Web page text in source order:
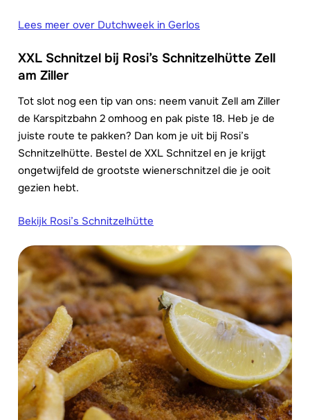
Lees meer over Dutchweek in Gerlos
XXL Schnitzel bij Rosi’s Schnitzelhütte Zell
am Ziller
Tot slot nog een tip van ons: neem vanuit Zell am Ziller
de Karspitzbahn 2 omhoog en pak piste 18. Heb je de
juiste route te pakken? Dan kom je uit bij Rosi’s
Schnitzelhütte. Bestel de XXL Schnitzel en je krijgt
ongetwijfeld de grootste wienerschnitzel die je ooit
gezien hebt.
Bekijk Rosi’s Schnitzelhütte